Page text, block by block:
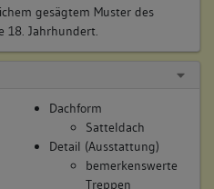
gesägtem Muster des
18. Jahrhundert.
Dachform
Satteldach
Detail (Ausstattung)
bemerkenswerte
Treppen